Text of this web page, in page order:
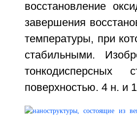
восстановление
завершения
температуры, при
стабильными.
поверхностью. 4 н. и